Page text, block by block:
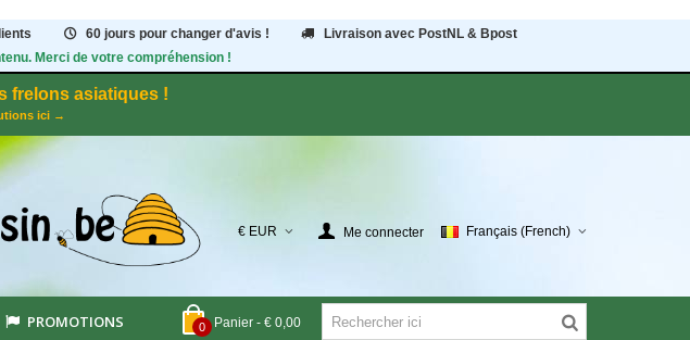
60 jours pour changer d'avis !
Livraison avec PostNL & Bpost
Merci de votre compréhension !
frelons asiatiques !
ici →
€ EUR Me connecter Français (French)
0 Panier - € 0,00
PROMOTIONS